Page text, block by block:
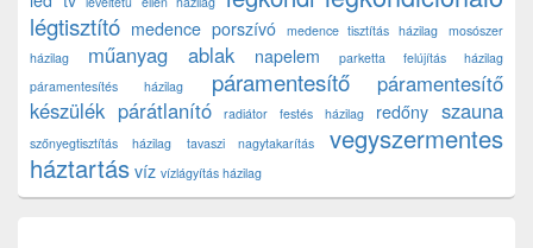
légtisztító medence porszívó medence tisztítás házilag
mosószer
házilag
műanyag ablak napelem
parketta felújítás házilag
páramentesítés házilag
páramentesítő
páramentesítő
készülék párátlanító radiátor festés házilag redőny szauna
szőnyegtisztítás házilag tavaszi nagytakarítás
vegyszermentes
háztartás víz vízlágyítás házilag